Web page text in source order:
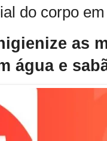
do corpo
as
água e